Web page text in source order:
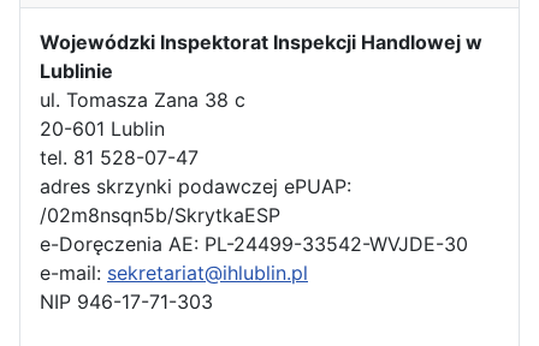
Wojewódzki Inspektorat Inspekcji Handlowej w
Lublinie
ul. Tomasza Zana 38 c
20-601 Lublin
tel. 81 528-07-47
adres skrzynki podawczej ePUAP:
/02m8nsqn5b/SkrytkaESP
e-Doręczenia AE: PL-24499-33542-WVJDE-30
e-mail: sekretariat@ihlublin.pl
NIP 946-17-71-303